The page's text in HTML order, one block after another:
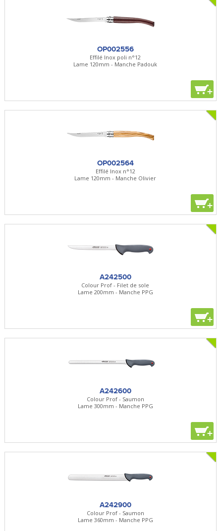
OP002556
Effilé Inox poli n°12
Lame 120mm - Manche Padouk
+
OP002564
Effilé Inox n°12
Lame 120mm - Manche Olivier
+
A242500
Colour Prof - Filet de sole
Lame 200mm - Manche PPG
+
A242600
Colour Prof - Saumon
Lame 300mm - Manche PPG
+
A242900
Colour Prof - Saumon
Lame 360mm - Manche PPG